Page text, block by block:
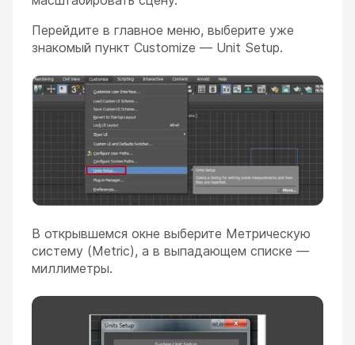
Перейдите в главное меню, выберите уже
знакомый пункт Customize — Unit Setup.
В открывшемся окне выберите Метрическую
систему (Metric), а в выпадающем списке —
миллиметры.